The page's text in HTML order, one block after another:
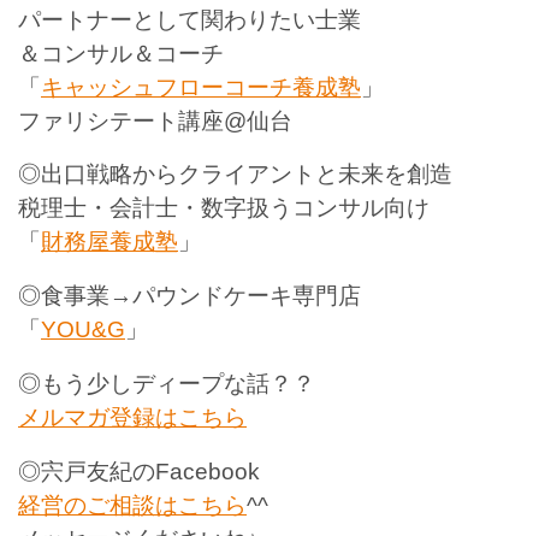
パートナーとして関わりたい士業
＆コンサル＆コーチ
「キャッシュフローコーチ養成塾 」
ファリシテート講座@仙台
◎出口戦略からクライアントと未来を創造
税理士・会計士・数字扱うコンサル向け
「 財務屋養成塾 」
◎食事業→パウンドケーキ専門店
「 YOU&G 」
◎もう少しディープな話？？
メルマガ登録はこちら
◎宍戸友紀のFacebook
経営のご相談はこちら^^